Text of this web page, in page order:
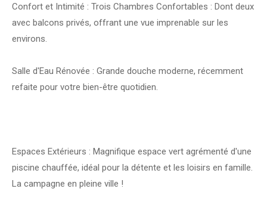
Confort et Intimité : Trois Chambres Confortables : Dont deux
avec balcons privés, offrant une vue imprenable sur les
environs.
Salle d'Eau Rénovée : Grande douche moderne, récemment
refaite pour votre bien-être quotidien.
Espaces Extérieurs : Magnifique espace vert agrémenté d'une
piscine chauffée, idéal pour la détente et les loisirs en famille.
La campagne en pleine ville !